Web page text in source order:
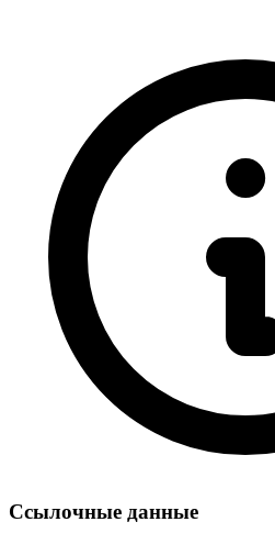
Ссылочные данные